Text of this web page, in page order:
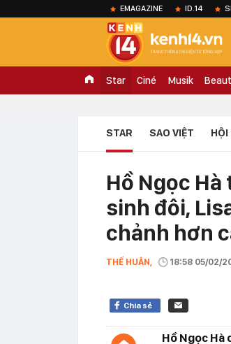
EMAGAZINE ID.14
Star Ciné Musik
STAR SAO VIỆT HỘI
Hồ Ngọc
sinh đôi,
chảnh hơn
THẾ HUÂN, 18:58 05/02/
Chia sẻ
Hồ Ngọc Hà